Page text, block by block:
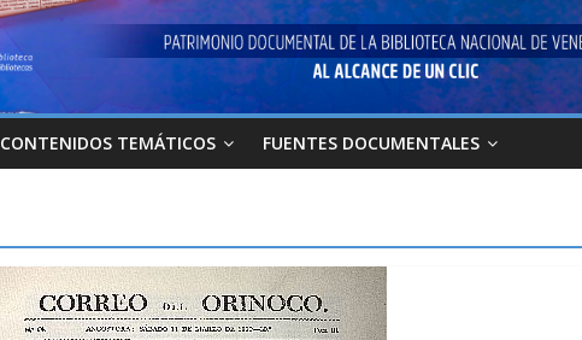
CONTENIDOS TEMÁTICOS FUENTES DOCUMENTALES